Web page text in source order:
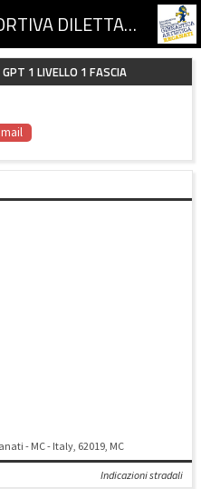
ASSOCIAZIONE SPORTIVA DILETTANTISTICA GINNASTICA ARTISTICA RECANATI
1 LIVELLO 1 FASCIA
- MC - Italy, 62019, MC
Indicazioni stradali